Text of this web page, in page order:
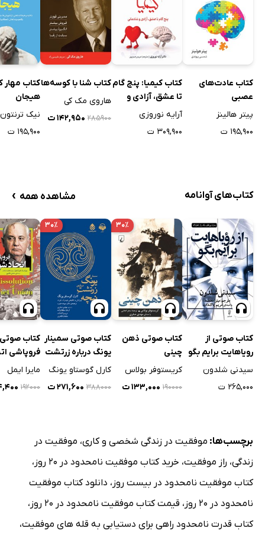
کتاب عادت‌های
عصبی
پیتر هالینز
۱۹۵,۹۰۰ ت
کتاب کیمیا: پنج گام
تا عشق، آزادی و
شادمانی
آرایه نوروزی
۳۰۹,۹۰۰ ت
کتاب شنا با کوسه‌ها
هاروی مک کی
۲۸۵۹۰۰ ۱۴۲,۹۵۰ ت
کتاب مهار
هیجان
نیک ترنتون
۱۹۵,۹۰۰ ت
کتاب‌های آوانامه مشاهده همه ›
کتاب صوتی از
رویاهایت برایم بگو
سیدنی شلدون
۲۶۵,۰۰۰ ت
۳۰٪
کتاب صوتی ذهن
چینی
کریستوفر بولاس
۱۹۰۰۰۰ ۱۳۳,۰۰۰ ت
۳۰٪
کتاب صوتی سمینار
یونگ درباره زرتشت
نیچه
کارل گوستاو یونگ
۳۸۸۰۰۰ ۲۷۱,۶۰۰ ت
کتاب صوتی
فروپاشی
شوروی
مایرا ایمل
۱۹۲۰۰۰
برچسب‌ها: موفقیت در زندگی شخصی و کاری، موفقیت در
زندگی، راز موفقیت، خرید کتاب موفقیت نامحدود در 20 روز
،
کتاب موفقیت نامحدود در بیست روز ، دانلود کتاب موفقیت
نامحدود در 20 روز
، قیمت کتاب موفقیت نامحدود در 20 روز
،
کتاب قدرت نامحدود راهی برای دستیابی به قله های موفقیت،